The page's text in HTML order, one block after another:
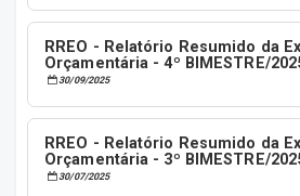
RREO - Relatório Resumido da
Orçamentária - 4º BIMESTRE/
30/09/2025
RREO - Relatório Resumido da
Orçamentária - 3º BIMESTRE/
30/07/2025